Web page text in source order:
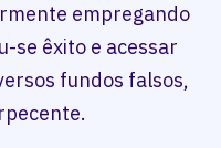
empregando
se êxito e acessar
fundos falsos,